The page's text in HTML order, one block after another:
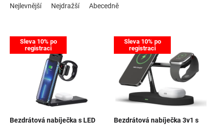
Nejlevnější Nejdražší Abecedně
Výpis produktů
Sleva 10% po
registraci
Bezdrátová nabíječka s LED
Sleva 10% po
registraci
Bezdrátová nabíječka 3v1 s